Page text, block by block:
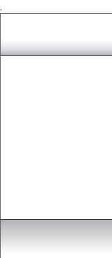
.